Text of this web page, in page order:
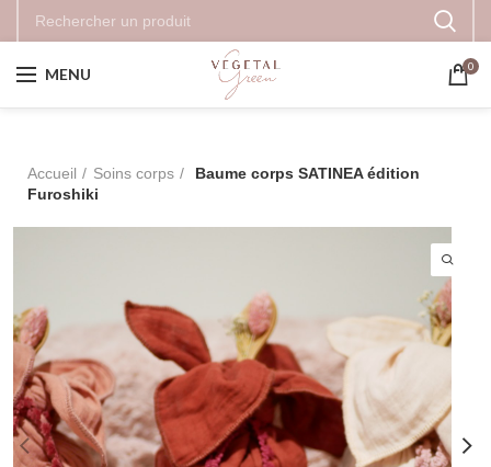
MENU 0
Accueil Soins corps
Baume corps SATINEA édition
Furoshiki